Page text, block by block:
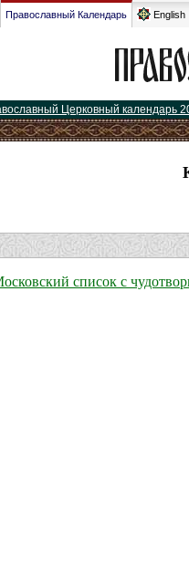
Православный Календарь English
Церковный календарь
список с